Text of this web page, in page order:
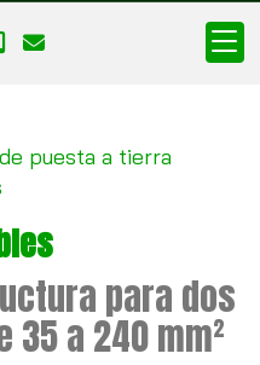
puesta a tierra
para dos
35 a 240 mm²